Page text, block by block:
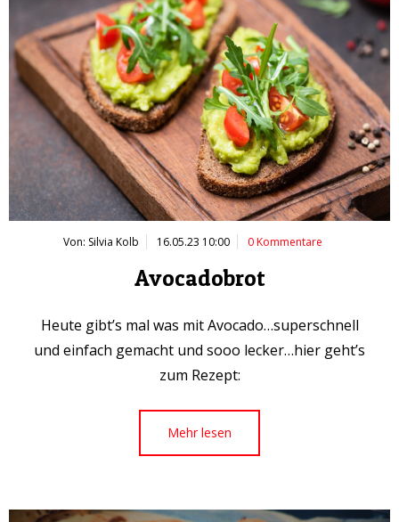
Von: Silvia Kolb 16.05.23 10:00 0 Kommentare
Avocadobrot
Heute gibt’s mal was mit Avocado…superschnell
und einfach gemacht und sooo lecker…hier geht’s
zum Rezept:
Mehr lesen